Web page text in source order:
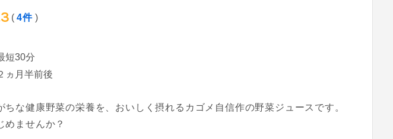
( 4件)
短30分
ヵ月半前後
な健康野菜の栄養を、おいしく摂れるカゴメ自信作の野菜ジュースです。
めませんか？